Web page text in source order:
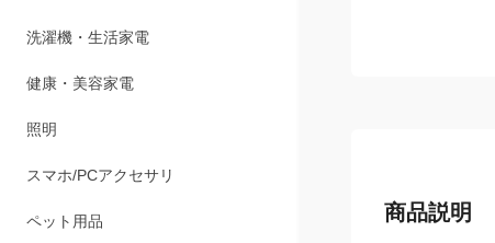
空調・季節家電
洗濯機・生活家電
健康・美容家電
照明
スマホ/PCアクセサリ